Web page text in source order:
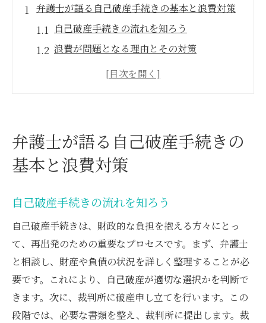
弁護士が語る自己破産手続きの基本と浪費対策
自己破産手続きの流れを知ろう
浪費が問題となる理由とその対策
弁護士の助言で適切な消費を心がける
偏頗弁済を避けるための弁護士の具体的アドバ
イス
偏頗弁済のリスクと法的影響
弁護士が教える偏頗弁済を避けるためのポ
イント
平等な債権者対応の重要性
偏頗弁済を防ぐための実践的ステップ
偏頗弁済について弁護士と事前に話し合う
弁護士が語る自己破産手続きの
基本と浪費対策
自己破産手続きの流れを知ろう
自己破産手続きは、財政的な負担を抱える方々にとっ
て、再出発のための重要なプロセスです。まず、弁護士
と相談し、財産や負債の状況を詳しく整理することが必
要です。これにより、自己破産が適切な選択かを判断で
きます。次に、裁判所に破産申し立てを行います。この
段階では、必要な書類を整え、裁判所に提出します。裁